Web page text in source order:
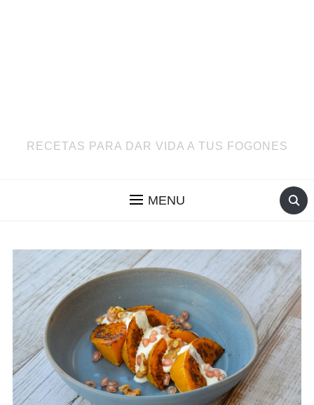
RECETAS PARA DAR VIDA A TUS FOGONES
MENU